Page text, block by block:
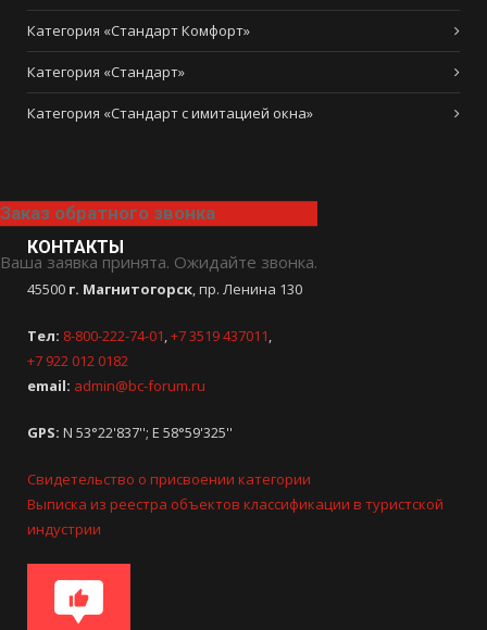
Категория «Стандарт Комфорт»
Категория «Стандарт»
Категория «Стандарт с имитацией окна»
КОНТАКТЫ
45500 г. Магнитогорск, пр. Ленина 130
Тел: 8-800-222-74-01,+7 3519 437011,
+7 922 012 0182
email: admin@bc-forum.ru
GPS: N 53°22'837''; E 58°59'325''
Свидетельство о присвоении категории
Выписка из реестра объектов классификации в туристской
индустрии
Заказ обратного звонка
Ваша заявка принята. Ожидайте звонка.